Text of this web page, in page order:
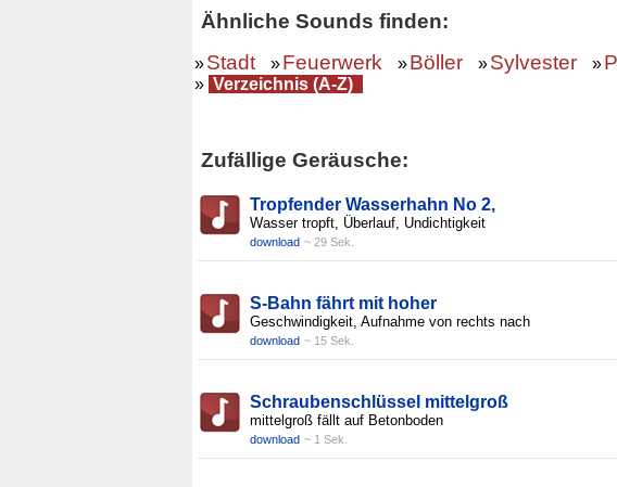
Ähnliche Sounds finden:
»Stadt »Feuerwerk »Böller »Sylvester »
» Verzeichnis (A-Z)
Zufällige Geräusche:
Tropfender Wasserhahn No 2,
Wasser tropft, Überlauf, Undichtigkeit
download ~ 29 Sek.
S-Bahn fährt mit hoher
Geschwindigkeit, Aufnahme von rechts nach
download ~ 15 Sek.
Schraubenschlüssel mittelgroß
mittelgroß fällt auf Betonboden
download ~ 1 Sek.